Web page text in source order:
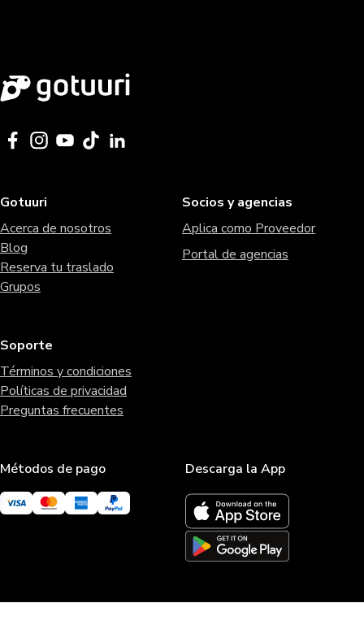
Gotuuri
Acerca de nosotros
Blog
Reserva tu traslado
Grupos
Socios y agencias
Aplica como Proveedor
Portal de agencias
Soporte
Términos y condiciones
Políticas de privacidad
Preguntas frecuentes
Métodos de pago Descarga la App